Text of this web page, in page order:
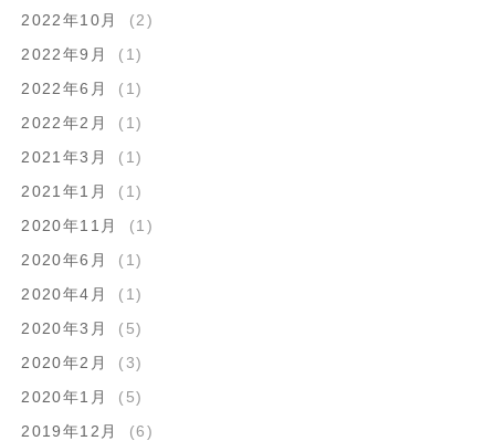
2022年10月
(2)
2022年9月
(1)
2022年6月
(1)
2022年2月
(1)
2021年3月
(1)
2021年1月
(1)
2020年11月
(1)
2020年6月
(1)
2020年4月
(1)
2020年3月
(5)
2020年2月
(3)
2020年1月
(5)
2019年12月
(6)